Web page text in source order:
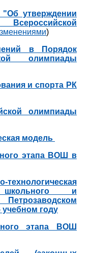
утверждении
)
в Порядок
олимпиады
и спорта РК
олимпиады
модель
этапа ВОШ в
и
учебном году
этапа ВОШ